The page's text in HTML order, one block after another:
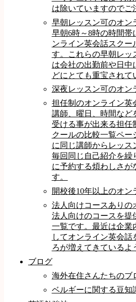
は除いていますのでご
早朝レッスン可のオン
早朝6時～8時の時間帯
ンライン英会話スク
す。これらの早朝レッ
は会社の出勤前や日中
どにとても重宝されて
深夜レッスン可のオン
担任制のオンライン英
講師、曜日、時間など
受ける事が出来る担任
クールの比較一覧ペー
に同じ講師からレッス
毎回同じ自己紹介を繰
に予約する煩わしさが
す。
開校後10年以上のオン
法人向けコースありの
法人向けのコースを提
一覧です。最近は企業
してオンライン英会話
ろが増えてきているよ
ブログ
海外在住さんたちのブ
ベルギーに関する豆知